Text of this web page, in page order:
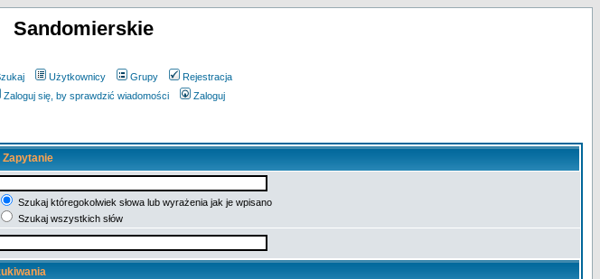
Sandomierskie
Użytkownicy Grupy
Rejestracja
Zaloguj się, by sprawdzić wiadomości Zaloguj
Zapytanie
Szukaj któregokolwiek słowa lub wyrażenia jak je wpisano
Szukaj wszystkich słów